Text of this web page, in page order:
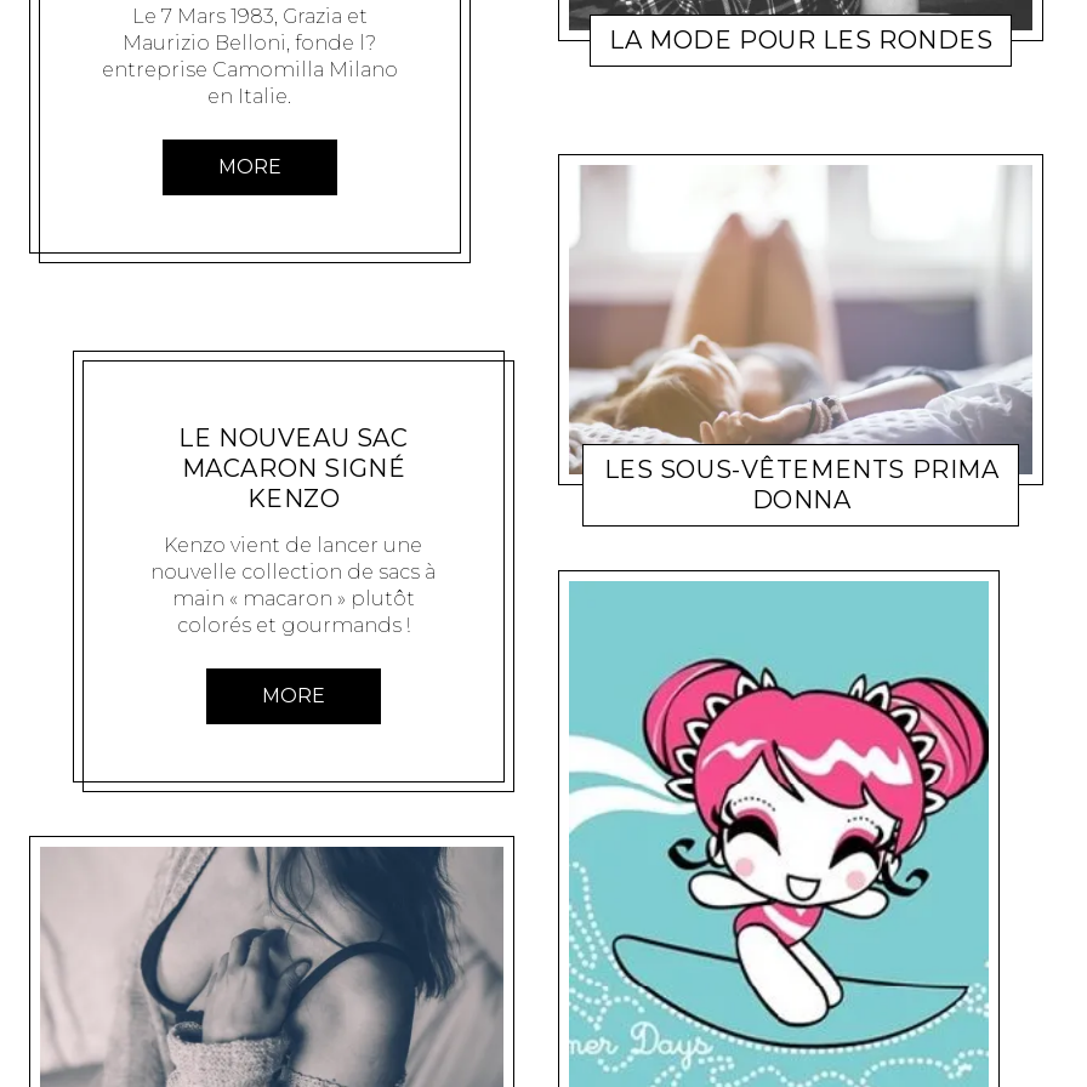
Le 7 Mars 1983, Grazia et
Maurizio Belloni, fonde l?
entreprise Camomilla Milano
en Italie.
MORE
LE NOUVEAU SAC
MACARON SIGNÉ
KENZO
Kenzo vient de lancer une
nouvelle collection de sacs à
main « macaron » plutôt
colorés et gourmands !
MORE
LA MODE POUR LES RONDES
MODE YES123 4 MAI 2011
LES SOUS-VÊTEMENTS PRIMA
DONNA
LITTLEJOY 17 FÉVRIER 2011